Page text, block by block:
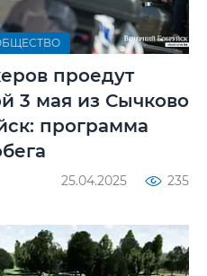
проедут
3 мая из Сычково
программа
25.04.2025 235